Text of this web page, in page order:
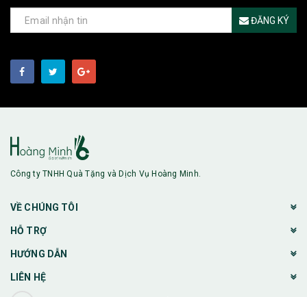
ĐĂNG KÝ
Công ty TNHH Quà Tặng và Dịch Vụ Hoàng Minh.
VỀ CHÚNG TÔI
HỖ TRỢ
HƯỚNG DẪN
LIÊN HỆ